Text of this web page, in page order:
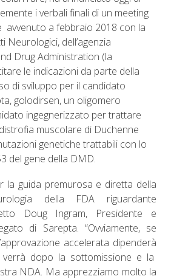
i verbali finali di un meeting
avvenuto a febbraio 2018 con la
Neurologici, dell’agenzia
Drug Administration (la
le indicazioni da parte della
di sviluppo per il candidato
golodirsen, un oligomero
ingegnerizzato per trattare
muscolare di Duchenne
genetiche trattabili con lo
del gene della DMD.
la guida premurosa e diretta della
della FDA riguardante
Doug Ingram, Presidente e
di Sarepta. “Ovviamente, se
accelerata dipenderà
verrà dopo la sottomissione e la
NDA. Ma apprezziamo molto la